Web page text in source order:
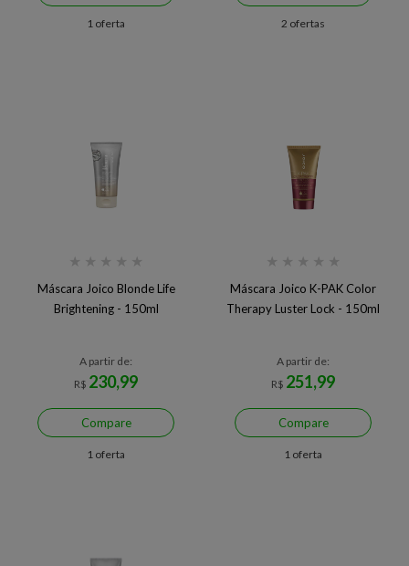
1 oferta 2 ofertas
★ ★ ★ ★ ★
Máscara Joico Blonde Life
Brightening - 150ml
A partir de:
R$ 230,99
Compare
1 oferta
★ ★ ★ ★ ★
Máscara Joico K-PAK Color
Therapy Luster Lock - 150ml
A partir de:
R$ 251,99
Compare
1 oferta